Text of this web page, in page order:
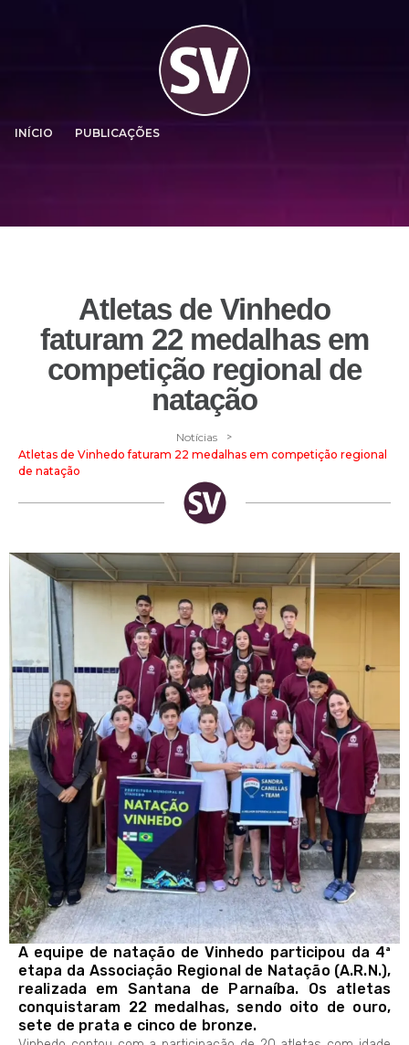
INÍCIO PUBLICAÇÕES
Atletas de Vinhedo
faturam 22 medalhas em
competição regional de
natação
Notícias >
Atletas de Vinhedo faturam 22 medalhas em competição regional
de natação
A equipe de natação de Vinhedo participou da 4ª
etapa da Associação Regional de Natação (A.R.N.),
realizada em Santana de Parnaíba. Os atletas
conquistaram 22 medalhas, sendo oito de ouro,
sete de prata e cinco de bronze.